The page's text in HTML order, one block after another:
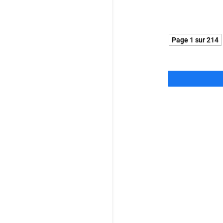
Page 1 sur 214